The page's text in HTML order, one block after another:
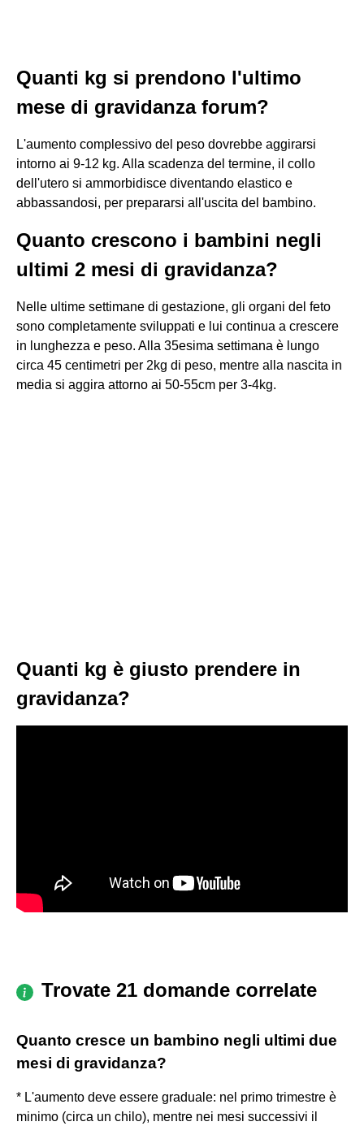
Quanti kg si prendono l'ultimo
mese di gravidanza forum?
L'aumento complessivo del peso dovrebbe aggirarsi
intorno ai 9-12 kg. Alla scadenza del termine, il collo
dell'utero si ammorbidisce diventando elastico e
abbassandosi, per prepararsi all'uscita del bambino.
Quanto crescono i bambini negli
ultimi 2 mesi di gravidanza?
Nelle ultime settimane di gestazione, gli organi del feto
sono completamente sviluppati e lui continua a crescere
in lunghezza e peso. Alla 35esima settimana è lungo
circa 45 centimetri per 2kg di peso, mentre alla nascita in
media si aggira attorno ai 50-55cm per 3-4kg.
Quanti kg è giusto prendere in
gravidanza?
Trovate 21 domande correlate
Quanto cresce un bambino negli ultimi due
mesi di gravidanza?
* L'aumento deve essere graduale: nel primo trimestre è
minimo (circa un chilo), mentre nei mesi successivi il